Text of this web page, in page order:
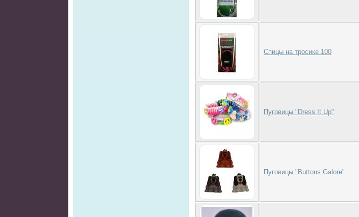
Спицы на тросике 100
Пуговицы "Dress It Up"
Пуговицы "Buttons Galore"